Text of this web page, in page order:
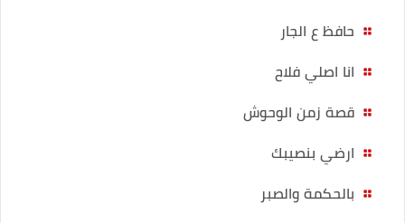
حافظ ع الجار
انا اصلي فلاح
قصة زمن الوحوش
ارضي بنصيبك
بالحكمة والصبر